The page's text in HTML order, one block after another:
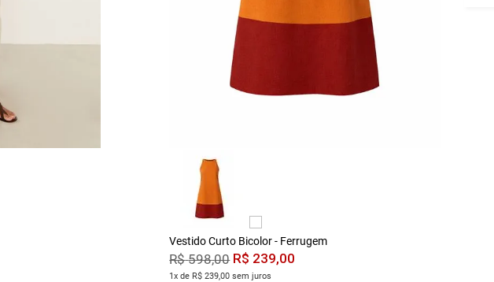
Vestido Curto Bicolor - Ferrugem
R$ 598,00 R$ 239,00
1x de R$ 239,00 sem juros